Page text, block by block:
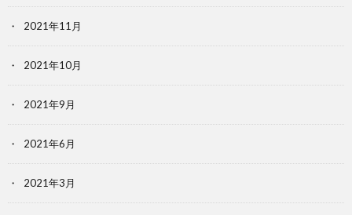
2021年11月
2021年10月
2021年9月
2021年6月
2021年3月